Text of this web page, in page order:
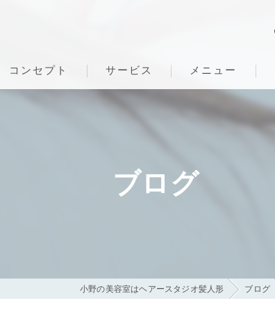
コンセプト サービス メニュー
ブログ
小野の美容室はヘアースタジオ髪人形 ブログ